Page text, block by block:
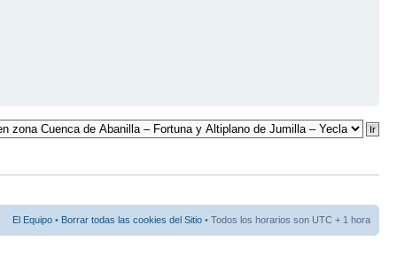
El Equipo • Borrar todas las cookies del Sitio • Todos los horarios son UTC + 1 hora